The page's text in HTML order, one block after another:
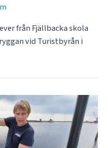
från Fjällbacka skola
vid Turistbyrån i